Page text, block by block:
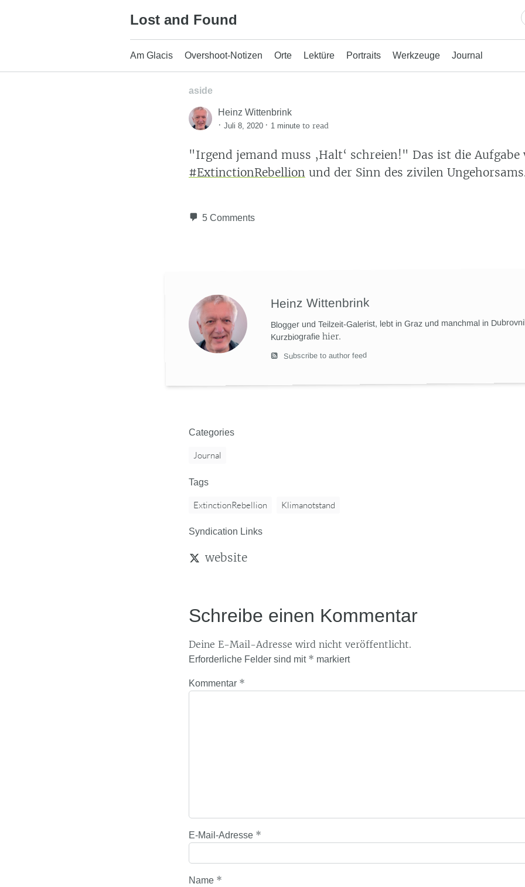
Lost and Found
Am Glacis Overshoot-Notizen Orte Lektüre Portraits Werkzeuge Journal
aside
Heinz Wittenbrink
· Juli 8, 2020 · 1 minute to read
"Irgend jemand muss ‚Halt‘ schreien!" Das ist die Aufgabe
#ExtinctionRebellion und der Sinn des zivilen
5 Comments
Heinz Wittenbrink
Blogger und Teilzeit-Galerist, lebt in Graz und manchmal in
Kurzbiografiehier.
Subscribe to author feed
Categories
Journal
Tags
ExtinctionRebellion Klimanotstand
Syndication Links
website
Schreibe einen Kommentar
Deine E-Mail-Adresse wird nicht veröffentlicht.
Erforderliche Felder sind mit * markiert
Kommentar *
E-Mail-Adresse *
Name *